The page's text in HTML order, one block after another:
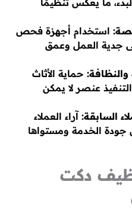
استخدام أجهزة فحص
جدية العمل وعمق
والنظافة: حماية الأثاث
التنفيذ عنصر لا يمكن
السابقة: آراء العملاء
الخدمة ومستواها
دكت